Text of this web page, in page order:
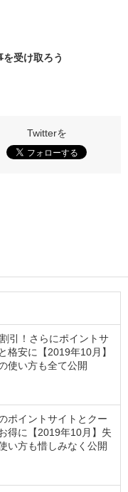
を受け取ろう
引！さらにポイントサ
格安に【2019年10月】
使い方も全て公開
ポイントサイトとクー
得に【2019年10月】失
い方も惜しみなく公開